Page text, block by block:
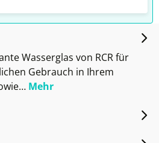
Wasserglas von RCR für
Gebrauch in Ihrem
Mehr